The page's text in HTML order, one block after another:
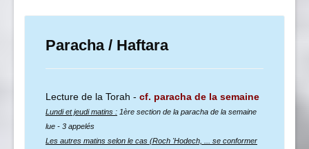
Paracha / Haftara
Lecture de la Torah - cf. paracha de la semaine
Lundi et jeudi matins : 1ère section de la paracha de la semaine
lue - 3 appelés
Les autres matins selon le cas (Roch 'Hodech, ... se conformer